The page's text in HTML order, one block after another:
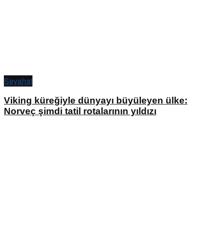
Seyahat
Viking küreğiyle dünyayı büyüleyen ülke:
Norveç şimdi tatil rotalarının yıldızı